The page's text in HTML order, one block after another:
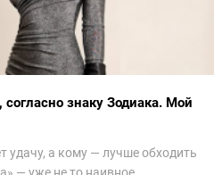
знаку Зодиака. Мой
удачу, а кому — лучше обходить